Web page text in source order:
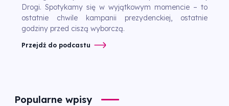
Drogi. Spotykamy się w wyjątkowym momencie – to
ostatnie chwile kampanii prezydenckiej, ostatnie
godziny przed ciszą wyborczą.
Przejdź do podcastu
Popularne wpisy